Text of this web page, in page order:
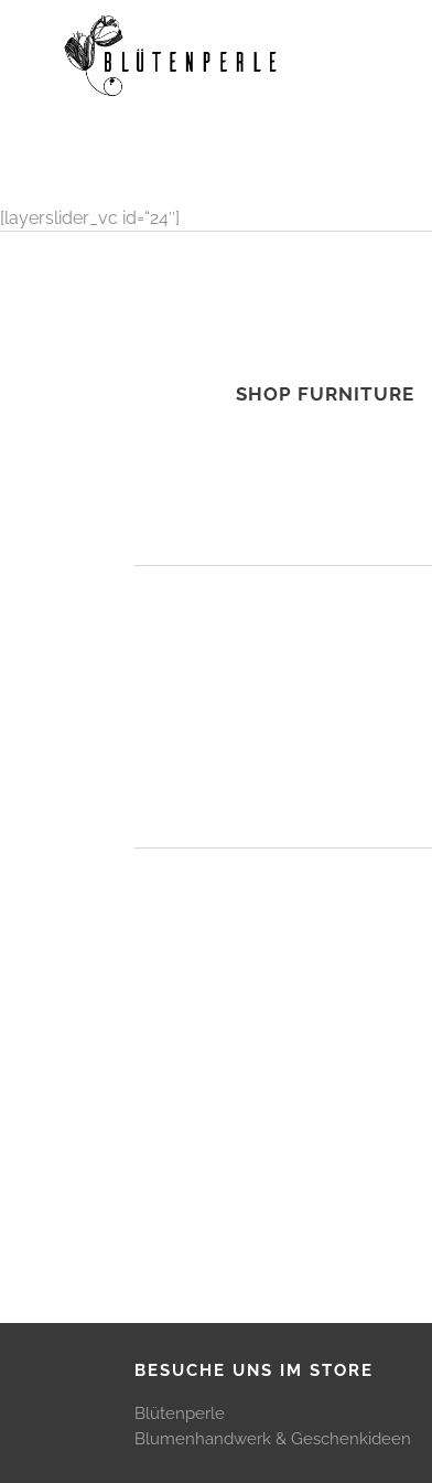
[layerslider_vc id=“24″]
SHOP FURNITURE
BESUCHE UNS IM STORE
Blütenperle
Blumenhandwerk & Geschenkideen